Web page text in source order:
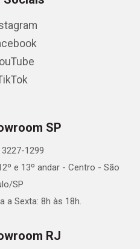
SP
3227-1299
e 13º andar - Centro - São
SP
a Sexta: 8h às 18h.
RJ